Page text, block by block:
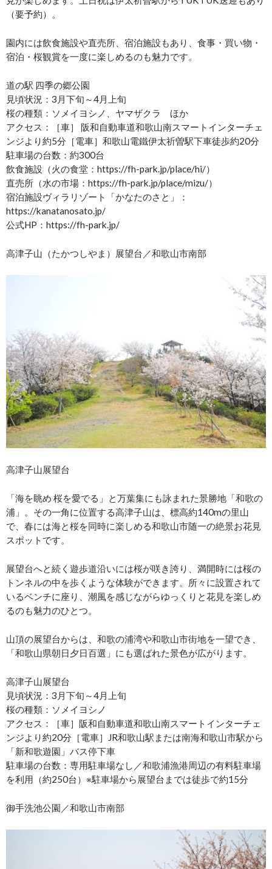
（要予約）。
園内には飲食施設や直売所、宿泊施設もあり、食事・買い物・
宿泊・桜観賞を一度に楽しめるのも魅力です。
道の駅 四季の郷公園
見頃状況：3月下旬～4月上旬
桜の種類：ソメイヨシノ、ヤマザクラ ほか
アクセス：［車］ 阪和自動車道和歌山南スマートインターチェ
ンジより約5分［電車］和歌山電鐵伊太祈曽駅下車徒歩約20分
駐車場の台数：約300台
飲食施設（火の食堂：https://fh-park.jp/place/hi/）
直売所（水の市場：https://fh-park.jp/place/mizu/）
宿泊施設ヴィラリゾート「かなたのさと」：
https://kanatanosato.jp/
公式HP：https://fh-park.jp/
高津子山（たかつしやま）展望台／和歌山市南部
高津子山展望台
「海を眺め 桜を愛でる」と万葉集にも詠まれた景勝地「和歌の
浦」。その一角に位置する高津子山は、標高約140mの里山
で、春には海と桜を同時に楽しめる和歌山市随一の絶景お花見
スポットです。
展望台へと続く遊歩道沿いには桜が咲き誇り、満開時には桜の
トンネルの中を歩くような体験ができます。所々に設置されて
いるベンチに座り、潮風を感じながらゆっくりと花見を楽しめ
るのも魅力のひとつ。
山頂の展望台からは、和歌の浦湾や和歌山市街地を一望でき、
「和歌山県朝日夕日百選」にも選ばれた景色が広がります。
高津子山展望台
見頃状況：3月下旬～4月上旬
桜の種類：ソメイヨシノ
アクセス：［車］阪和自動車道和歌山南スマートインターチェ
ンジより約20分［電車］JR和歌山駅または南海和歌山市駅から
「新和歌遊園」バス停下車
駐車場の台数：専用駐車場なし／和歌浦漁港周辺の有料駐車場
を利用（約250台）※駐車場から展望台までは徒歩で約15分
御手洗池公園／和歌山市南部